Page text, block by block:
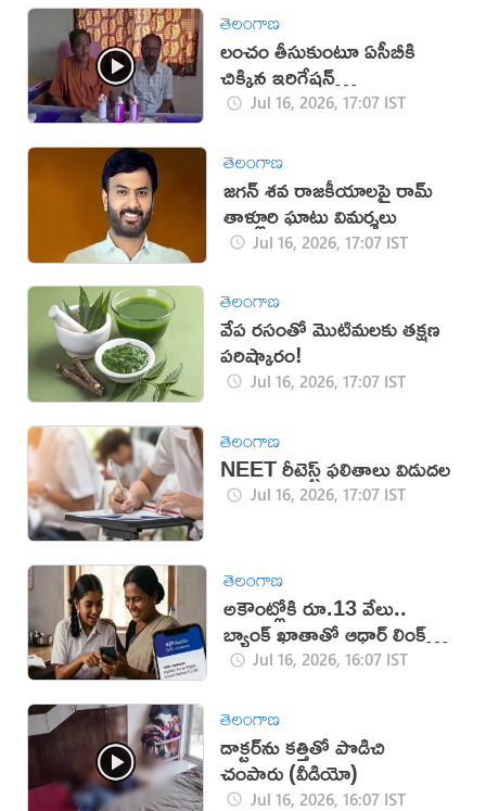
తెలంగాణ
లంచం తీసుకుంటూ ఏసీబీకి
చిక్కిన ఇరిగేషన్
అధికారులు(వీడియో)
Jul 16, 2026, 17:07 IST
తెలంగాణ
జగన్ శవ రాజకీయాలపై రామ్
తాళ్లూరి ఘాటు విమర్శలు
Jul 16, 2026, 17:07 IST
తెలంగాణ
వేప రసంతో మొటిమలకు తక్షణ
పరిష్కారం!
Jul 16, 2026, 17:07 IST
తెలంగాణ
NEET రీటెస్ట్ ఫలితాలు విడుదల
Jul 16, 2026, 17:07 IST
తెలంగాణ
అకౌంట్లోకి రూ.13 వేలు..
బ్యాంక్ ఖాతాతో ఆధార్ లింక్
తప్పనిసరి!
Jul 16, 2026, 16:07 IST
తెలంగాణ
డాక్టర్‌ను కత్తితో పొడిచి
చంపారు (వీడియో)
Jul 16, 2026, 16:07 IST